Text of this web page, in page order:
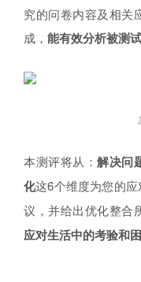
究的问卷内容及相关
成， 能有效分析被测
本测评将从：解决问
化这6个维度为您的
议，并给出优化整合
应对生活中的考验和